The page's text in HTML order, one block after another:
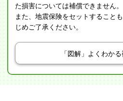
た損害については補償できません。
また、地震保険をセットすること
じめご了承ください。
「図解」よくわか